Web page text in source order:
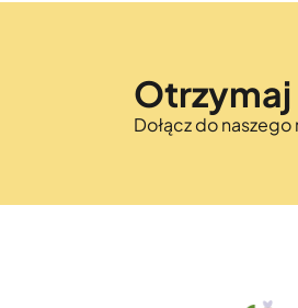
Dołącz do